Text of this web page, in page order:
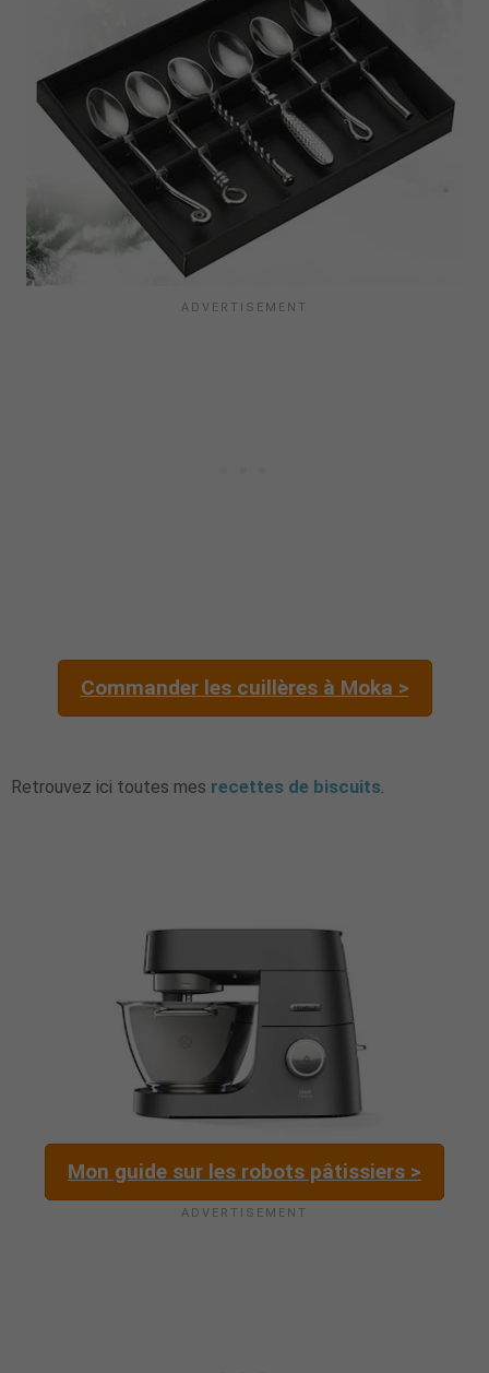
Commander les cuillères à Moka >
Retrouvez ici toutes mes recettes de biscuits
Mon guide sur les robots pâtissiers >